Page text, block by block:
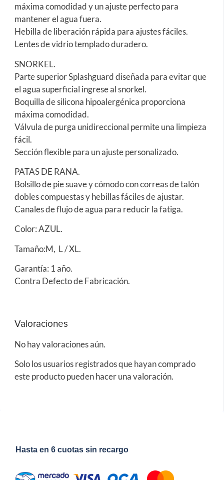
máxima comodidad y un ajuste perfecto para
mantener el agua fuera.
Hebilla de liberación rápida para ajustes fáciles.
Lentes de vidrio templado duradero.
SNORKEL.
Parte superior Splashguard diseñada para evitar que
el agua superficial ingrese al snorkel.
Boquilla de silicona hipoalergénica proporciona
máxima comodidad.
Válvula de purga unidireccional permite una limpieza
fácil.
Sección flexible para un ajuste personalizado.
PATAS DE RANA.
Bolsillo de pie suave y cómodo con correas de talón
dobles compuestas y hebillas fáciles de ajustar.
Canales de flujo de agua para reducir la fatiga.
Color: AZUL.
Tamaño:M, L / XL.
Garantía: 1 año.
Contra Defecto de Fabricación.
Valoraciones
No hay valoraciones aún.
Solo los usuarios registrados que hayan comprado
este producto pueden hacer una valoración.
Hasta en 6 cuotas sin recargo